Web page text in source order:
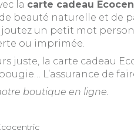
la carte cadeau
beauté naturelle et de
un petit mot
ou imprimée.
juste, la carte cadeau
L’assurance de
boutique en ligne.